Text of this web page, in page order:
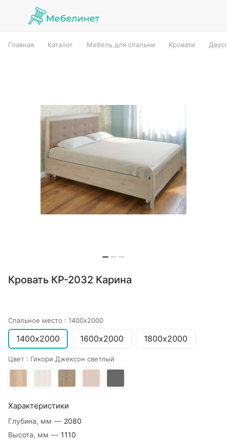
Главная Каталог Мебель для спальни Кровати
Кровать КР-2032 Карина
Спальное место : 1400х2000
1400х2000 1600х2000 1800х2000
Цвет : Гикори Джексон светлый
Характеристики
Глубина, мм — 2080
Высота, мм — 1110